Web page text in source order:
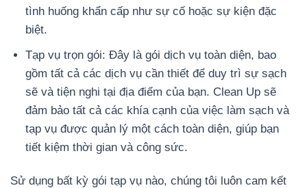
tình huống khẩn cấp như sự cố hoặc sự kiện đặc
biệt.
Tạp vụ trọn gói:Đây là gói dịch vụ toàn diện, bao
gồm tất cả các dịch vụ cần thiết để duy trì sự sạch
sẽ và tiện nghi tại địa điểm của bạn. Clean Up sẽ
đảm bảo tất cả các khía cạnh của việc làm sạch và
tạp vụ được quản lý một cách toàn diện, giúp bạn
tiết kiệm thời gian và công sức.
Sử dụng bất kỳ gói tạp vụ nào, chúng tôi luôn cam kết